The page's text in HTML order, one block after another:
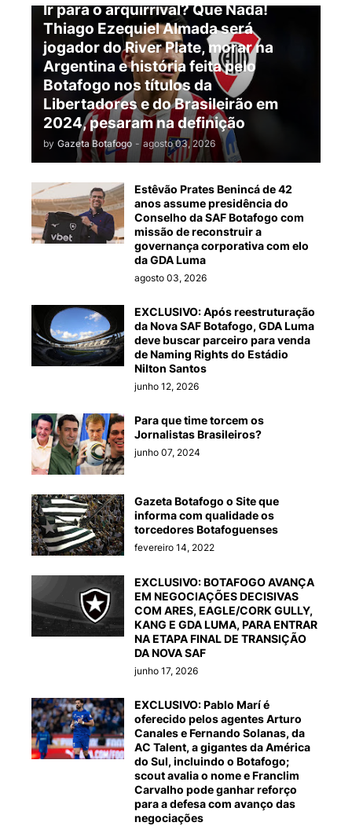
Ir para o arquirrival? Que Nada!
Thiago Ezequiel Almada será
jogador do River Plate, morar na
Argentina e história feita pelo
Botafogo nos títulos da
Libertadores e do Brasileirão em
2024, pesaram na definição
by Gazeta Botafogo - agosto 03, 2026
Estêvão Prates Benincá de 42
anos assume presidência do
Conselho da SAF Botafogo com
missão de reconstruir a
governança corporativa com elo
da GDA Luma
agosto 03, 2026
EXCLUSIVO: Após reestruturação
da Nova SAF Botafogo, GDA Luma
deve buscar parceiro para venda
de Naming Rights do Estádio
Nilton Santos
junho 12, 2026
Para que time torcem os
Jornalistas Brasileiros?
junho 07, 2024
Gazeta Botafogo o Site que
informa com qualidade os
torcedores Botafoguenses
fevereiro 14, 2022
EXCLUSIVO: BOTAFOGO AVANÇA
EM NEGOCIAÇÕES DECISIVAS
COM ARES, EAGLE/CORK GULLY,
KANG E GDA LUMA, PARA ENTRAR
NA ETAPA FINAL DE TRANSIÇÃO
DA NOVA SAF
junho 17, 2026
EXCLUSIVO: Pablo Marí é
oferecido pelos agentes Arturo
Canales e Fernando Solanas, da
AC Talent, a gigantes da América
do Sul, incluindo o Botafogo;
scout avalia o nome e Franclim
Carvalho pode ganhar reforço
para a defesa com avanço das
negociações